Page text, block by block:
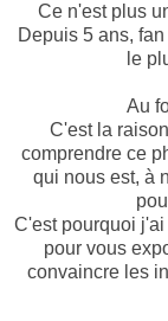
Ce n'est plus
Depuis 5 ans,
le
Au
C'est la
comprendre ce
qui nous est, à
C'est pourquoi
pour vous
convaincre les